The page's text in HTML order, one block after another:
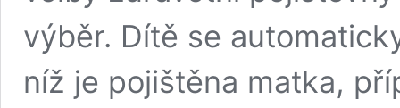
výběr. Dítě se
níž je pojištěna matka,